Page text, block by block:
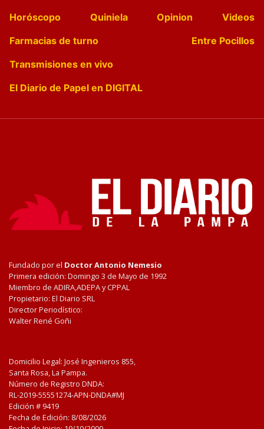
Horóscopo
Quiniela Opinion
Videos
Farmacias de turno
Entre Pocillos
Transmisiones en vivo
El Diario de Papel en DIGITAL
Fundado por el Doctor Antonio Nemesio
Primera edición: Domingo 3 de Mayo de 1992
Miembro de ADIRA,ADEPA y CPPAL
Propietario: El Diario SRL
Director Periodístico:
Walter René Goñi
Domicilio Legal: José Ingenieros 855,
Santa Rosa, La Pampa.
Número de Registro DNDA:
RL-2019-55551274-APN-DNDA#MJ
Edición # 9419
Fecha de Edición: 8/08/2026